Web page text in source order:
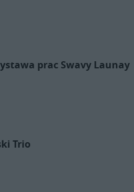
prac Swavy Launay
Trio